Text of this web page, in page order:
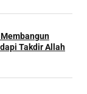
Membangun
Takdir Allah